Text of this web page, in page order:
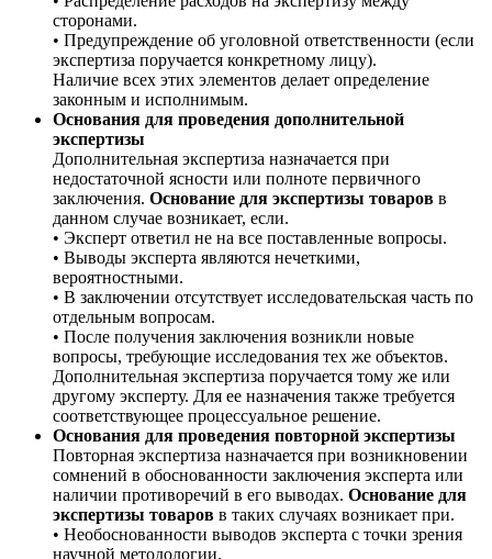
сторонами.
• Предупреждение об уголовной ответственности (если
экспертиза поручается конкретному лицу).
Наличие всех этих элементов делает определение
законным и исполнимым.
Основания для проведения дополнительной
экспертизы
Дополнительная экспертиза назначается при
недостаточной ясности или полноте первичного
заключения. Основание для экспертизы товаров в
данном случае возникает, если.
• Эксперт ответил не на все поставленные вопросы.
• Выводы эксперта являются нечеткими,
вероятностными.
• В заключении отсутствует исследовательская часть по
отдельным вопросам.
• После получения заключения возникли новые
вопросы, требующие исследования тех же объектов.
Дополнительная экспертиза поручается тому же или
другому эксперту. Для ее назначения также требуется
соответствующее процессуальное решение.
Основания для проведения повторной экспертизы
Повторная экспертиза назначается при возникновении
сомнений в обоснованности заключения эксперта или
наличии противоречий в его выводах. Основание для
экспертизы товаров в таких случаях возникает при.
• Необоснованности выводов эксперта с точки зрения
научной методологии.